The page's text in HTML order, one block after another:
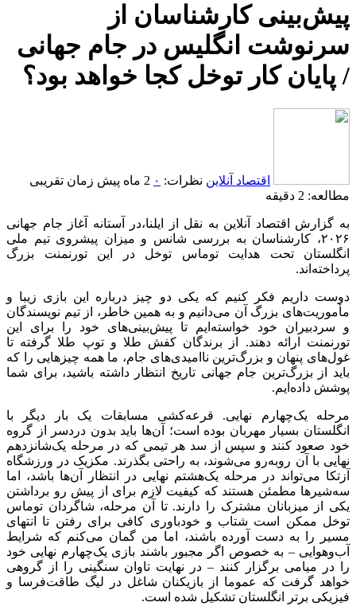
پیش‌بینی کارشناسان از
سرنوشت انگلیس در جام جهانی
/ پایان کار توخل کجا خواهد بود؟
اقتصاد آنلاین نظرات: ۰ 2 ماه پیش
زمان تقریبی
مطالعه: 2 دقیقه
به گزارش اقتصاد آنلاین به نقل از ایلنا،در آستانه آغاز جام جهانی
۲۰۲۶، کارشناسان به بررسی شانس و میزان پیشروی تیم ملی
انگلستان تحت هدایت توماس توخل در این تورنمنت بزرگ
پرداخته‌اند.
دوست داریم فکر کنیم که یکی دو چیز درباره این بازی زیبا و
مأموریت‌های بزرگ آن می‌دانیم و به همین خاطر، از تیم نویسندگان
و سردبیران خود خواسته‌ایم تا پیش‌بینی‌های خود را برای این
تورنمنت ارائه دهند. از برندگان کفش طلا و توپ طلا گرفته تا
غول‌های پنهان و بزرگ‌ترین ناامیدی‌های جام، ما همه چیزهایی را که
باید از بزرگ‌ترین جام جهانی تاریخ انتظار داشته باشید، برای شما
پوشش داده‌ایم.
مرحله یک‌چهارم نهایی. قرعه‌کشی مسابقات یک بار دیگر با
انگلستان بسیار مهربان بوده است؛ آن‌ها باید بدون دردسر از گروه
خود صعود کنند و سپس از سد هر تیمی که در مرحله یک‌شانزدهم
نهایی با آن روبه‌رو می‌شوند، به راحتی بگذرند. مکزیک در ورزشگاه
آزتکا می‌تواند در مرحله یک‌هشتم نهایی در انتظار آن‌ها باشد، اما
سه‌شیرها مطمئن هستند که کیفیت لازم برای از پیش رو برداشتن
یکی از میزبانان مشترک را دارند. تا آن مرحله، شاگردان توماس
توخل ممکن است شتاب و خودباوری کافی برای رفتن تا انتهای
مسیر را به دست آورده باشند، اما من گمان می‌کنم که شرایط
آب‌وهوایی – به خصوص اگر مجبور باشند بازی یک‌چهارم نهایی خود
را در میامی برگزار کنند – در نهایت تاوان سنگینی را از گروهی
خواهد گرفت که عموما از بازیکنان شاغل در لیگ طاقت‌فرسا و
فیزیکی برتر انگلستان تشکیل شده است.